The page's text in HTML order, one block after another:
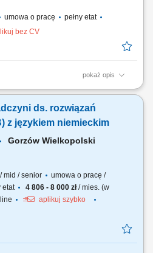
umowa o pracę
pełny etat
bez CV
pokaż opis
długofalowych,
prezentacji i pokazów u
oraz kluczowych wydarzeniach
ds. rozwiązań
z językiem niemieckim
Gorzów Wielkopolski
mid / senior
umowa o pracę /
etat 4 806 - 8 000 zł/ mies. (w
aplikuj szybko